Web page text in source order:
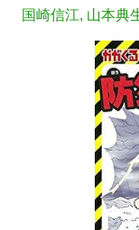
国崎信江, 山本典